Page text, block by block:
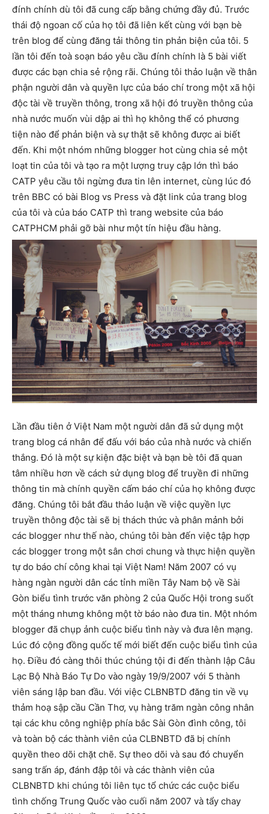
đính chính dù tôi đã cung cấp bằng chứng đầy đủ. Trước
thái độ ngoan cố của họ tôi đã liên kết cùng với bạn bè
trên blog để cùng đăng tải thông tin phản biện của tôi. 5
lần tôi đến toà soạn báo yêu cầu đính chính là 5 bài viết
được các bạn chia sẻ rộng rãi. Chúng tôi thảo luận về thân
phận người dân và quyền lực của báo chí trong một xã hội
độc tài về truyền thông, trong xã hội đó truyền thông của
nhà nước muốn vùi dập ai thì họ không thể có phương
tiện nào để phản biện và sự thật sẽ không được ai biết
đến. Khi một nhóm những blogger hot cùng chia sẻ một
loạt tin của tôi và tạo ra một lượng truy cập lớn thì báo
CATP yêu cầu tôi ngừng đưa tin lên internet, cùng lúc đó
trên BBC có bài Blog vs Press và đặt link của trang blog
của tôi và của báo CATP thì trang website của báo
CATPHCM phải gỡ bài như một tín hiệu đầu hàng.
Lần đầu tiên ở Việt Nam một người dân đã sử dụng một
trang blog cá nhân để đấu với báo của nhà nước và chiến
thắng. Đó là một sự kiện đặc biệt và bạn bè tôi đã quan
tâm nhiều hơn về cách sử dụng blog để truyền đi những
thông tin mà chính quyền cấm báo chí của họ không được
đăng. Chúng tôi bắt đầu thảo luận về việc quyền lực
truyền thông độc tài sẽ bị thách thức và phân mảnh bởi
các blogger như thế nào, chúng tôi bàn đến việc tập hợp
các blogger trong một sân chơi chung và thực hiện quyền
tự do báo chí công khai tại Việt Nam! Năm 2007 có vụ
hàng ngàn người dân các tỉnh miền Tây Nam bộ về Sài
Gòn biểu tình trước văn phòng 2 của Quốc Hội trong suốt
một tháng nhưng không một tờ báo nào đưa tin. Một nhóm
blogger đã chụp ảnh cuộc biểu tình này và đưa lên mạng.
Lúc đó cộng đồng quốc tế mới biết đến cuộc biểu tình của
họ. Điều đó càng thôi thúc chúng tội đi đến thành lập Câu
Lạc Bộ Nhà Báo Tự Do vào ngày 19/9/2007 với 5 thành
viên sáng lập ban đầu. Với việc CLBNBTD đăng tin về vụ
thảm hoạ sập cầu Cần Thơ, vụ hàng trăm ngàn công nhân
tại các khu công nghiệp phía bắc Sài Gòn đình công, tôi
và toàn bộ các thành viên của CLBNBTD đã bị chính
quyền theo dõi chặt chẽ. Sự theo dõi và sau đó chuyển
sang trấn áp, đánh đập tôi và các thành viên của
CLBNBTD khi chúng tôi liên tục tổ chức các cuộc biểu
tình chống Trung Quốc vào cuối năm 2007 và tẩy chay